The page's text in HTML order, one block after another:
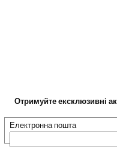
Отримуйте ексклюзивні
Електронна пошта